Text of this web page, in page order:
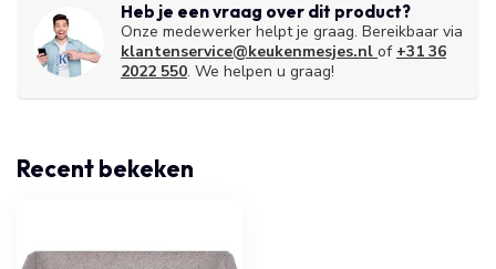
Heb je een vraag over dit product?
Onze medewerker helpt je graag. Bereikbaar via
klantenservice@keukenmesjes.nl of +31 36
2022 550. We helpen u graag!
Recent bekeken